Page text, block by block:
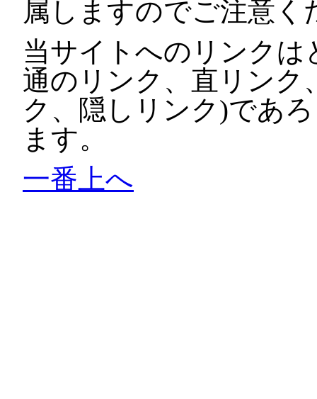
属しますのでご注意く
当サイトへのリンクは
通のリンク、直リンク
ク、隠しリンク)であ
ます。
一番上へ